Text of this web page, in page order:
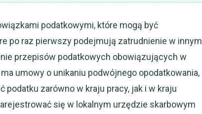
podatkowymi, które mogą być
po raz pierwszy podejmują zatrudnienie w innym
przepisów podatkowych obowiązujących w
umowy o unikaniu podwójnego opodatkowania,
podatku zarówno w kraju pracy, jak i w kraju
się w lokalnym urzędzie skarbowym